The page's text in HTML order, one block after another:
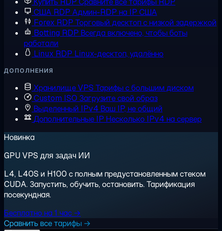
США RDP Админ-RDP на IP США
Forex RDP Торговый десктоп с низкой задержкой
Botting RDP Всегда включено, чтобы боты
работали
Linux RDP Linux-десктоп, удалённо
ДОПОЛНЕНИЯ
Хранилище VPS Тарифы с большим диском
Custom ISO Загрузите свой образ
Выделенный IPv4 Ваш IP, не общий
Дополнительные IP Несколько IPv4 на сервер
Новинка
GPU VPS для задач ИИ
L4, L40S и H100 с полным предустановленным стеком
CUDA. Запустить, обучить, остановить. Тарификация
посекундная.
Бесплатно на 1 час →
Сравнить все тарифы →